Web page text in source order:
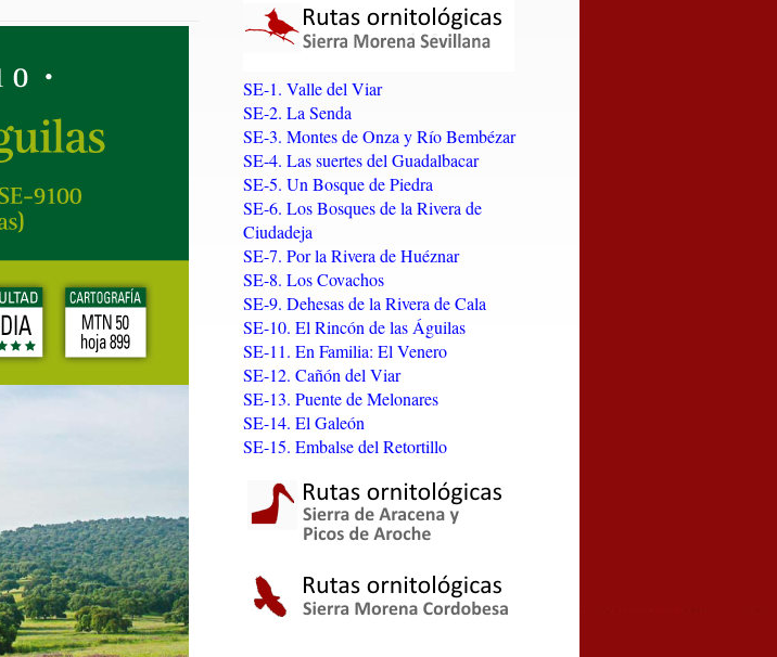
SE-1. Valle del Viar
SE-2. La Senda
SE-3. Montes de Onza y Río Bembézar
SE-4. Las suertes del Guadalbacar
SE-5. Un Bosque de Piedra
SE-6. Los Bosques de la Rivera de
Ciudadeja
SE-7. Por la Rivera de Huéznar
SE-8. Los Covachos
SE-9. Dehesas de la Rivera de Cala
SE-10. El Rincón de las Águilas
SE-11. En Familia: El Venero
SE-12. Cañón del Viar
SE-13. Puente de Melonares
SE-14. El Galeón
SE-15. Embalse del Retortillo